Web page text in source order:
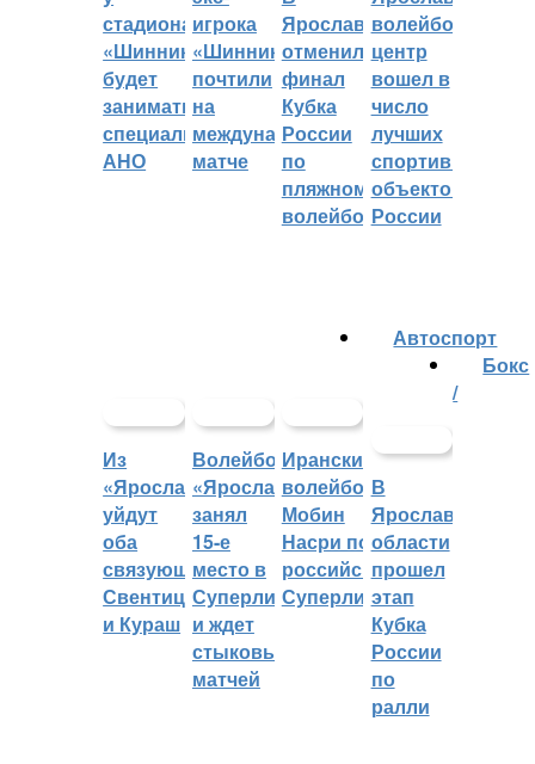
стадиона
«Шинник»
будет
заниматься
специальное
АНО
игрока
«Шинника»
почтили
на
международном
матче
Ярославле
отменили
финал
Кубка
России
по
пляжному
волейболу
волейбольный
центр
вошел в
число
лучших
спортивных
объектов
России
Из
«Ярославича»
уйдут
оба
связующих:
Свентицкис
и Кураш
Волейбольный
«Ярославич»
занял
15-е
место в
Суперлиге
и ждет
стыковых
матчей
Иранский
волейболист
Мобин
Насри покинет
российскую
Суперлигу
Автоспорт
В
Ярославской
области
прошел
этап
Кубка
России
по
ралли
Бокс
/